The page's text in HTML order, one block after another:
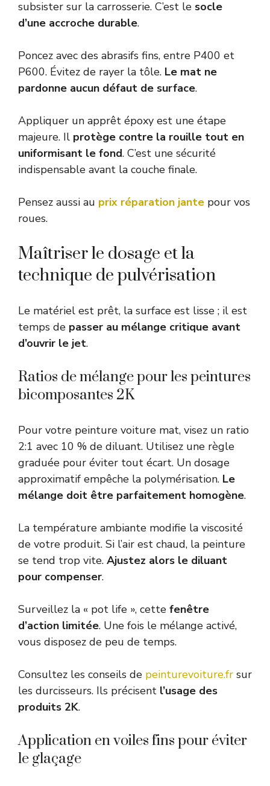
subsister sur la carrosserie. C’est le socle
d’une accroche durable.
Poncez avec des abrasifs fins, entre P400 et
P600. Évitez de rayer la tôle. Le mat ne
pardonne aucun défaut de surface.
Appliquer un apprêt époxy est une étape
majeure. Il protège contre la rouille tout en
uniformisant le fond. C’est une sécurité
indispensable avant la couche finale.
Pensez aussi au prix réparation jante pour vos
roues.
Maîtriser le dosage et la
technique de pulvérisation
Le matériel est prêt, la surface est lisse ; il est
temps de passer au mélange critique avant
d’ouvrir le jet.
Ratios de mélange pour les peintures
bicomposantes 2K
Pour votre peinture voiture mat, visez un ratio
2:1 avec 10 % de diluant. Utilisez une règle
graduée pour éviter tout écart. Un dosage
approximatif empêche la polymérisation. Le
mélange doit être parfaitement homogène.
La température ambiante modifie la viscosité
de votre produit. Si l’air est chaud, la peinture
se tend trop vite. Ajustez alors le diluant
pour compenser.
Surveillez la « pot life », cette fenêtre
d’action limitée. Une fois le mélange activé,
vous disposez de peu de temps.
Consultez les conseils de peinturevoiture.fr sur
les durcisseurs. Ils précisent l’usage des
produits 2K.
Application en voiles fins pour éviter
le glaçage